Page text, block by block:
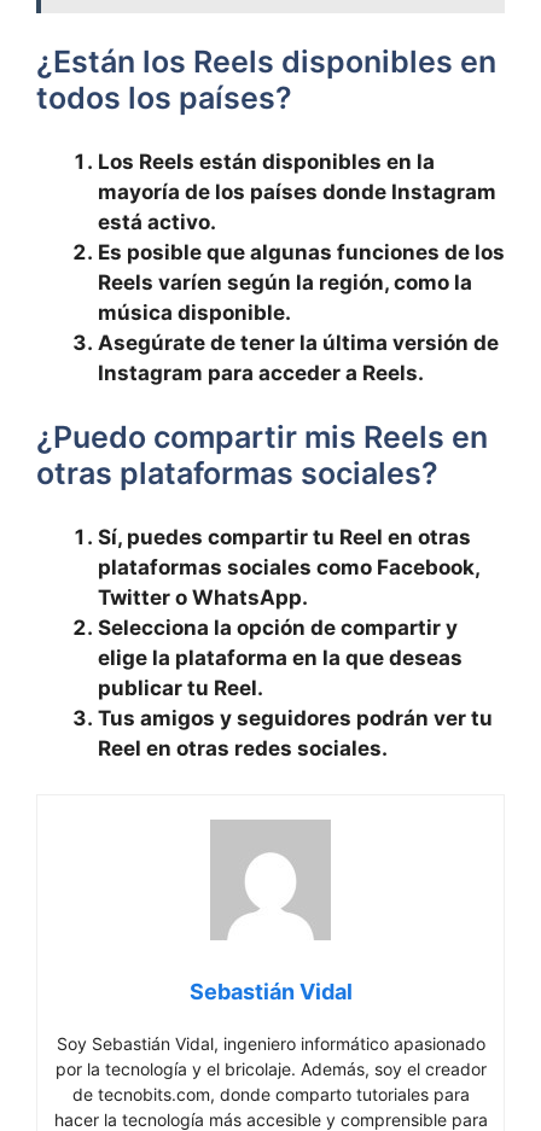
¿Están los Reels disponibles en
todos los países?
Los Reels⁣ están disponibles en la
mayoría de los países donde ‍Instagram
está activo.
Es posible que algunas funciones de los
Reels varíen según la región, como la
música disponible.
Asegúrate de tener la última versión de
Instagram para‍ acceder a Reels.
¿Puedo compartir mis Reels en⁢
otras plataformas sociales?
Sí, puedes compartir tu Reel en otras
plataformas sociales como Facebook,
Twitter o WhatsApp.
Selecciona la opción de compartir y
elige la plataforma en la ​que deseas
publicar tu Reel.
Tus amigos y seguidores podrán ver tu
Reel en otras redes sociales.
Sebastián Vidal
Soy Sebastián Vidal, ingeniero informático apasionado
por la tecnología y el bricolaje. Además, soy el creador
de tecnobits.com, donde comparto tutoriales para
hacer la tecnología más accesible y comprensible para